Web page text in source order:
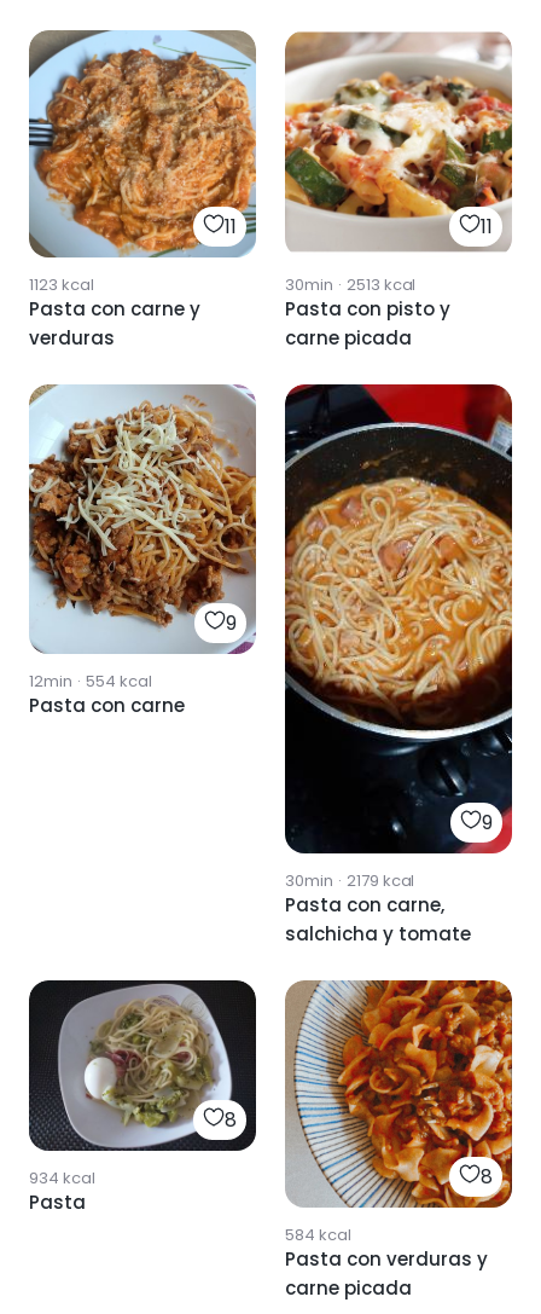
11
1123 kcal
Pasta con carne y
verduras
11
30min · 2513 kcal
Pasta con pisto y
carne picada
9
12min · 554 kcal
Pasta con carne
9
30min · 2179 kcal
Pasta con carne,
salchicha y tomate
8
934 kcal
Pasta
8
584 kcal
Pasta con verduras y
carne picada